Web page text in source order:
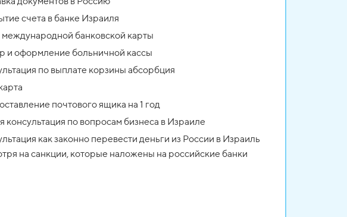
счета в банке Израиля
международной банковской карты
и оформление больничной кассы
по выплате корзины абсорбция
почтового ящика на 1 год
консультация по вопросам бизнеса в Израиле
как законно перевести деньги из России в Израиль
на санкции, которые наложены на российские банки